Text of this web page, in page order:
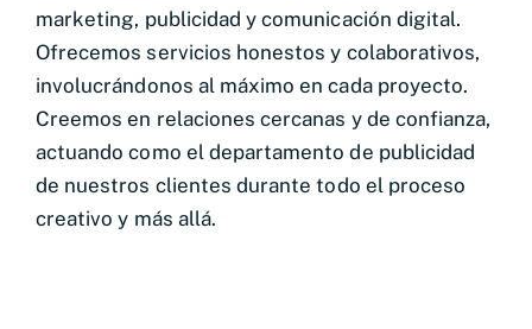
marketing, publicidad y comunicación digital.
Ofrecemos servicios honestos y colaborativos,
involucrándonos al máximo en cada proyecto.
Creemos en relaciones cercanas y de confianza,
actuando como el departamento de publicidad
de nuestros clientes durante todo el proceso
creativo y más allá.